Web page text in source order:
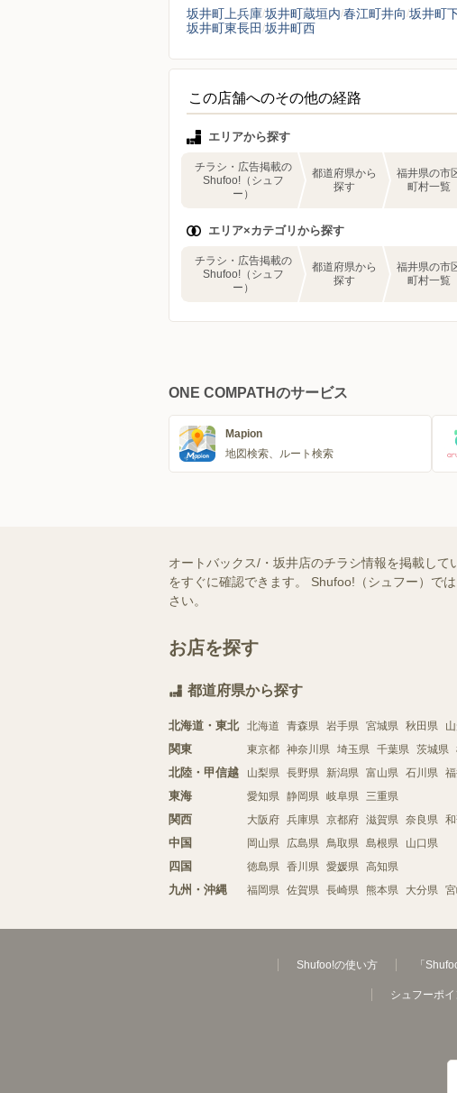
坂井町上兵庫坂井町蔵垣内 春江町井向 坂井町
坂井町東長田 坂井町西
この店舗へのその他の経路
エリアから探す
チラシ・広告掲載の
Shufoo!（シュフ
ー）
都道府県から
探す
福井県の市
町村一覧
エリア×カテゴリから探す
チラシ・広告掲載の
Shufoo!（シュフ
ー）
都道府県から
探す
福井県の市
町村一覧
ONE COMPATHのサービス
Mapion
地図検索、ルート検索
オートバックス/・坂井店のチラシ情報を掲載し
をすぐに確認できます。 Shufoo!（シュフー）で
さい。
お店を探す
都道府県から探す
北海道・東北 北海道 青森県 岩手県 宮城県 秋田県
関東 東京都 神奈川県 埼玉県 千葉県 茨城県
北陸・甲信越 山梨県 長野県 新潟県 富山県 石川県
東海 愛知県 静岡県 岐阜県 三重県
関西 大阪府 兵庫県 京都府 滋賀県 奈良県
中国 岡山県 広島県 鳥取県 島根県 山口県
四国 徳島県 香川県 愛媛県 高知県
九州・沖縄 福岡県 佐賀県 長崎県 熊本県 大分県
Shufoo!の使い方 「
シュフーポ